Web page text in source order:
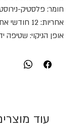
חומר: פלסטיק-
אחריות: 12 חודשי אחריות יבואן רשמי
אופן הניקוי: שטיפה
עוד